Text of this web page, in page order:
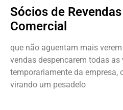
Sócios de
Comercial
que não aguentam mais
vendas despencarem todas
temporariamente da empresa,
virando um pesadelo